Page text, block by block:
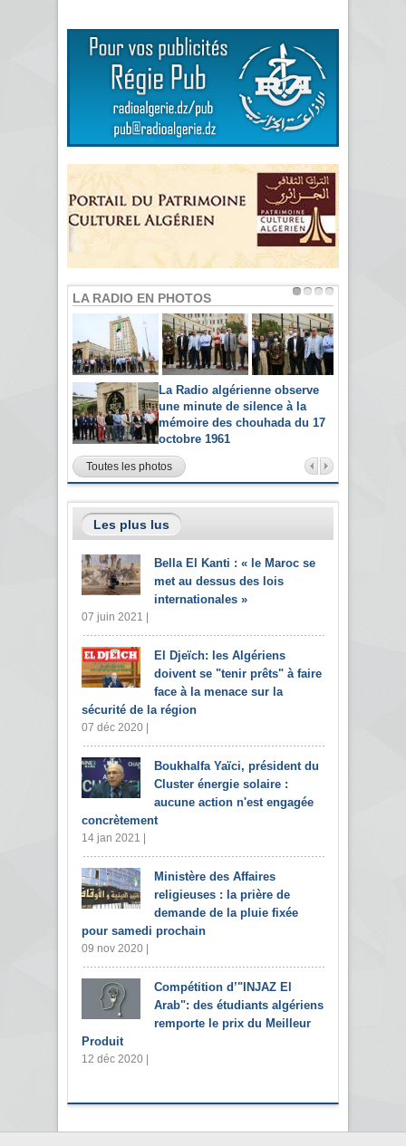
LA RADIO EN PHOTOS
La Radio algérienne observe
une minute de silence à la
mémoire des chouhada du 17
octobre 1961
Toutes les photos
Les plus lus
Bella El Kanti : « le Maroc se
met au dessus des lois
internationales »
07 juin 2021 |
El Djeïch: les Algériens
doivent se "tenir prêts" à faire
face à la menace sur la
sécurité de la région
07 déc 2020 |
Boukhalfa Yaïci, président du
Cluster énergie solaire :
aucune action n'est engagée
concrètement
14 jan 2021 |
Ministère des Affaires
religieuses : la prière de
demande de la pluie fixée
pour samedi prochain
09 nov 2020 |
Compétition d’"INJAZ El
Arab": des étudiants algériens
remporte le prix du Meilleur
Produit
12 déc 2020 |